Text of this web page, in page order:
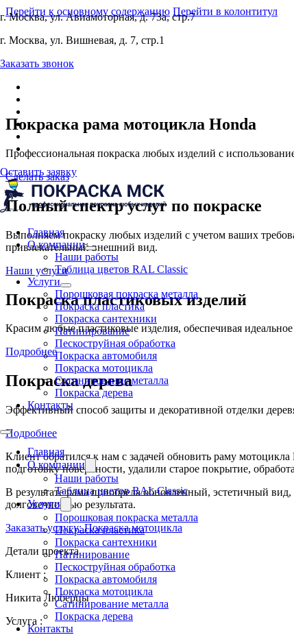
Перейти к основному содержанию Перейти в колонтитул
г. Москва, ул. Авиамоторная, д. 73а, стр.7
г. Москва, ул. Вишневая, д. 7, стр.1
Заказать звонок
Оставить заявку
Главная
О компании
Наши работы
Таблица цветов RAL Classic
Услуги
Порошковая покраска металла
Покраска пластика
Покраска сантехники
Патинирование
Пескоструйная обработка
Покраска автомобиля
Покраска мотоцикла
Сатинирование металла
Покраска дерева
Контакты
Главная
О компании
Наши работы
Таблица цветов RAL Classic
Услуги
Порошковая покраска металла
Покраска пластика
Покраска сантехники
Патинирование
Пескоструйная обработка
Покраска автомобиля
Покраска мотоцикла
Сатинирование металла
Покраска дерева
Контакты
Покраска рама мотоцикла Honda
Профессиональная покраска любых изделий с
Сделать заказ
Полный спектр услуг по покраске
Выполняем покраску любых изделий с учетом ваших
привлекательный внешний вид.
Наши услуги
Покраска пластиковых изделий
Красим любые пластиковые изделия, обеспечивая
Подробнее
Покраска дерева
Эффективный способ защиты и декоративной отделки
Подробнее
Клиент обратился к нам с задачей обновить раму
подготовку поверхности, удалили старое покрытие,
В результате рама приобрела обновленный, эстетичный
долговечностью результата.
Заказать услугу: Покраска мотоцикла
Детали проекта
Клиент :
Никита Люберцы
Услуга :